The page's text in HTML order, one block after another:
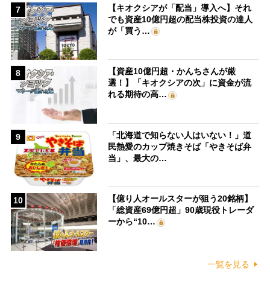
7
【キオクシアが「配当」導入へ】それ
でも資産10億円超の配当株投資の達人
が「買う…
8
【資産10億円超・かんちさんが厳
選！】「キオクシアの次」に資金が流
れる期待の高…
9
「北海道で知らない人はいない！」道
民熱愛のカップ焼きそば「やきそば弁
当」、最大の…
10
【億り人オールスターが狙う20銘柄】
「総資産69億円超」90歳現役トレーダ
ーから“10…
一覧を見る